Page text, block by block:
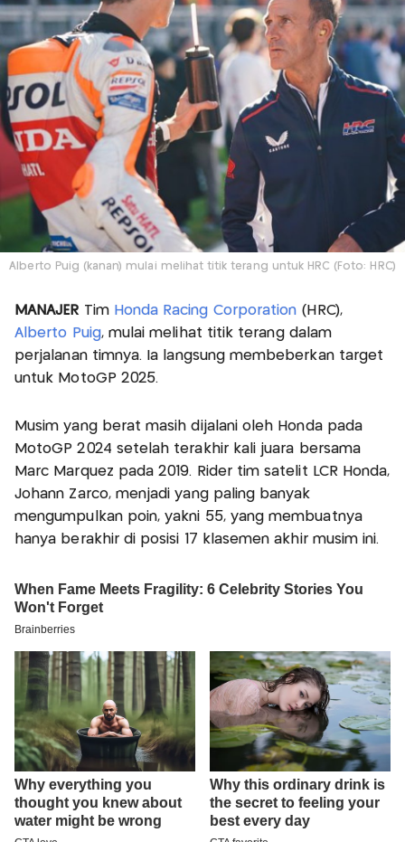
Alberto Puig (kanan) mulai melihat titik terang untuk HRC (Foto: HRC)
MANAJER Tim Honda Racing Corporation (HRC),
Alberto Puig, mulai melihat titik terang dalam
perjalanan timnya. Ia langsung membeberkan target
untuk MotoGP 2025.
Musim yang berat masih dijalani oleh Honda pada
MotoGP 2024 setelah terakhir kali juara bersama
Marc Marquez pada 2019. Rider tim satelit LCR Honda,
Johann Zarco, menjadi yang paling banyak
mengumpulkan poin, yakni 55, yang membuatnya
hanya berakhir di posisi 17 klasemen akhir musim ini.